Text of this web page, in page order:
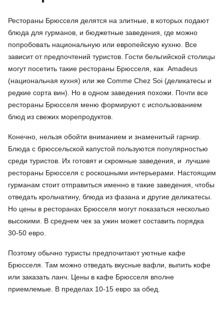
Рестораны Брюсселя делятся на элитные, в которых подают
блюда для гурманов, и бюджетные заведения, где можно
попробовать национальную или европейскую кухню. Все
зависит от предпочтений туристов. Гости бельгийской столицы
могут посетить такие рестораны Брюсселя, как Amadeus
(национальная кухня) или же Comme Chez Soi (деликатесы и
редкие сорта вин). Но в одном заведения похожи. Почти все
рестораны Брюсселя меню формируют с использованием
блюд из свежих морепродуктов.
Конечно, нельзя обойти вниманием и знаменитый гарнир.
Блюда с брюссельской капустой пользуются популярностью
среди туристов. Их готовят и скромные заведения, и лучшие
рестораны Брюсселя с роскошными интерьерами. Настоящим
гурманам стоит отправиться именно в такие заведения, чтобы
отведать крольчатину, блюда из фазана и другие деликатесы.
Но цены в ресторанах Брюсселя могут показаться несколько
высокими. В среднем чек за ужин может составить порядка
30-50 евро.
Поэтому обычно туристы предпочитают уютные кафе
Брюсселя. Там можно отведать вкусные вафли, выпить кофе
или заказать ланч. Цены в кафе Брюсселя вполне
приемлемые. В пределах 10-15 евро за обед.